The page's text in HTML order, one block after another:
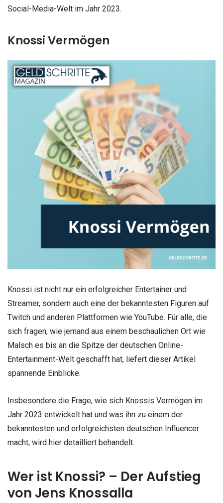
Social-Media-Welt im Jahr 2023.
Knossi Vermögen
Knossi ist nicht nur ein erfolgreicher Entertainer und
Streamer, sondern auch eine der bekanntesten Figuren auf
Twitch und anderen Plattformen wie YouTube. Für alle, die
sich fragen, wie jemand aus einem beschaulichen Ort wie
Malsch es bis an die Spitze der deutschen Online-
Entertainment-Welt geschafft hat, liefert dieser Artikel
spannende Einblicke.
Insbesondere die Frage, wie sich Knossis Vermögen im
Jahr 2023 entwickelt hat und was ihn zu einem der
bekanntesten und erfolgreichsten deutschen Influencer
macht, wird hier detailliert behandelt.
Wer ist Knossi? – Der Aufstieg
von Jens Knossalla